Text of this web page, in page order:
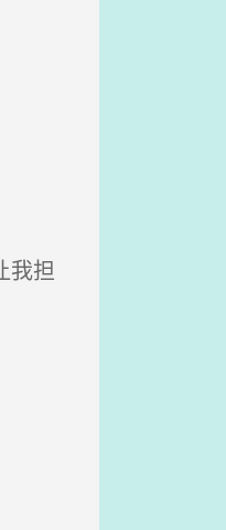
我担